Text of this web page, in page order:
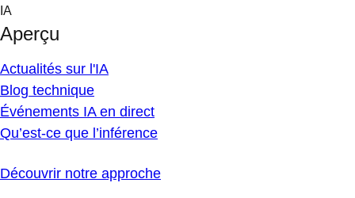
Skip
content
IA
Aperçu
Actualités sur l'IA
Blog technique
Événements IA en direct
Qu’est-ce que l’inférence
Découvrir notre approche